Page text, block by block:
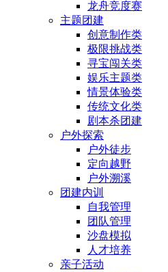
龙舟竞度赛
主题团建
创意制作类
极限挑战类
寻宝闯关类
娱乐主题类
情景体验类
传统文化类
剧本杀团建
户外探索
户外徒步
定向越野
户外溯溪
团建内训
自我管理
团队管理
沙盘模拟
人才培养
亲子活动